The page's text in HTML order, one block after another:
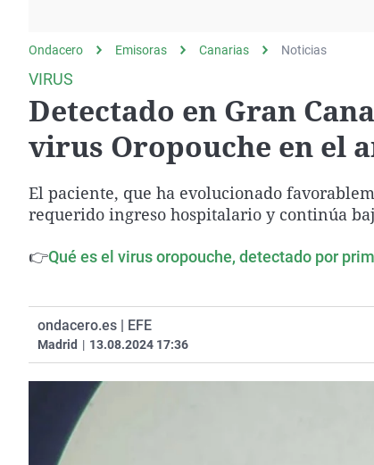
Operación Viuda
Negra
Navarra
Ondacero Emisoras Canarias Noticias
VIRUS
Detectado en Gran
virus Oropouche en el
El paciente, que ha evolucionado
requerido ingreso hospitalario y continúa
👉Qué es el virus oropouche, detectado por
ondacero.es | EFE
Madrid | 13.08.2024 17:36